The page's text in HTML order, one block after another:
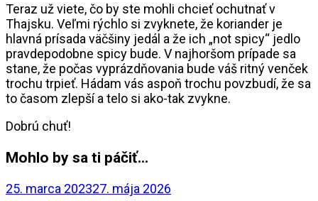
Teraz už viete, čo by ste mohli chcieť ochutnať v
Thajsku. Veľmi rýchlo si zvyknete, že koriander je
hlavná prísada väčšiny jedál a že ich „not spicy“ jedlo
pravdepodobne spicy bude. V najhoršom prípade sa
stane, že počas vyprázdňovania bude váš ritný venček
trochu trpieť. Hádam vás aspoň trochu povzbudí, že sa
to časom zlepší a telo si ako-tak zvykne.
Dobrú chuť!
Mohlo by sa ti páčiť...
25. marca 202327. mája 2026